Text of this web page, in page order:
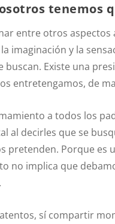
tenemos
entre otros aspectos
imaginación y la
buscan. Existe una
entretengamos, de
a todos los
al decirles que se
pretenden. Porque es
no implica que
sí compartir